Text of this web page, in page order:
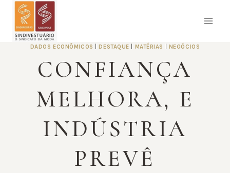
Pular
ConteúdoDADOS ECONÔMICOS DESTAQUE MATÉRIAS NEGÓCIOS
CONFIANÇA
MELHORA, E
INDÚSTRIA
PREVÊ